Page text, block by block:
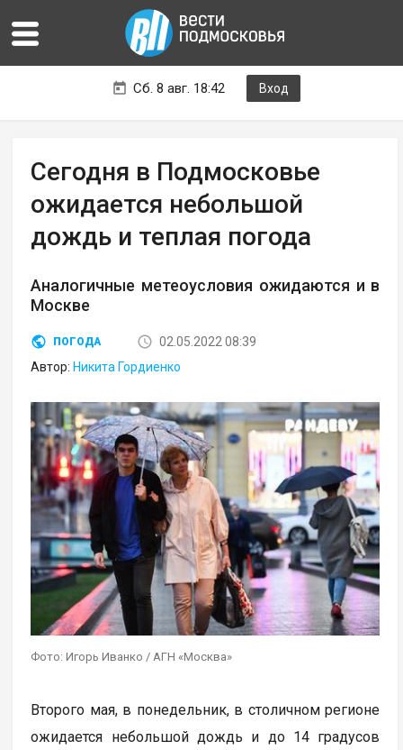
Сб. 8 авг. 18:42 Вход
Сегодня в Подмосковье
ожидается небольшой
дождь и теплая погода
Аналогичные метеоусловия ожидаются и в
Москве
ПОГОДА
02.05.2022 08:39
Автор: Никита Гордиенко
Фото: Игорь Иванко / АГН «Москва»
Второго мая, в понедельник, в столичном регионе
ожидается небольшой дождь и до 14 градусов